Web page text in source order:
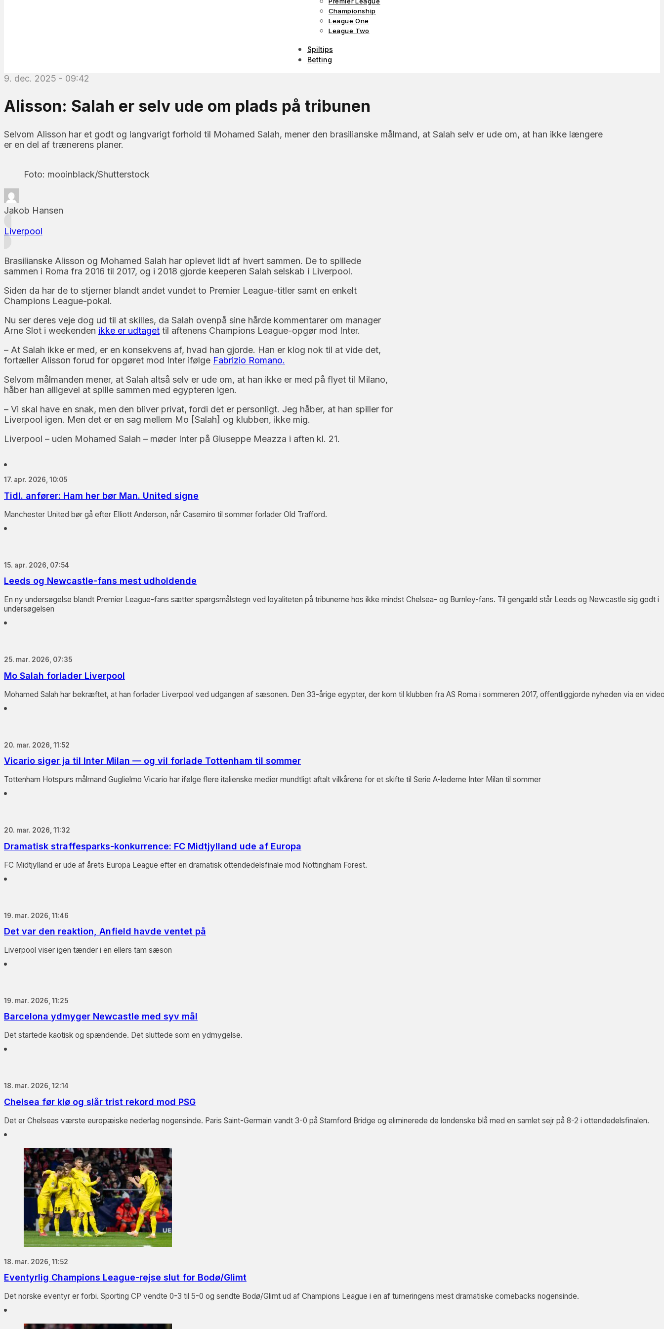
Championship
League One
League Two
Spiltips
Betting
9. dec. 2025 - 09:42
Alisson: Salah er selv ude om plads på tribunen
Selvom Alisson har et godt og langvarigt forhold til Mohamed Salah, mener den brasilianske målmand, at Salah selv er ude om, at han ikke længere
er en del af trænerens planer.
Foto: mooinblack/Shutterstock
Jakob Hansen
Liverpool
Brasilianske Alisson og Mohamed Salah har oplevet lidt af hvert sammen. De to spillede
sammen i Roma fra 2016 til 2017, og i 2018 gjorde keeperen Salah selskab i Liverpool.
Siden da har de to stjerner blandt andet vundet to Premier League-titler samt en enkelt
Champions League-pokal.
Nu ser deres veje dog ud til at skilles, da Salah ovenpå sine hårde kommentarer om manager
Arne Slot i weekenden ikke er udtaget til aftenens Champions League-opgør mod Inter.
– At Salah ikke er med, er en konsekvens af, hvad han gjorde. Han er klog nok til at vide det,
fortæller Alisson forud for opgøret mod Inter ifølge Fabrizio Romano.
Selvom målmanden mener, at Salah altså selv er ude om, at han ikke er med på flyet til Milano,
håber han alligevel at spille sammen med egypteren igen.
– Vi skal have en snak, men den bliver privat, fordi det er personligt. Jeg håber, at han spiller for
Liverpool igen. Men det er en sag mellem Mo [Salah] og klubben, ikke mig.
Liverpool – uden Mohamed Salah – møder Inter på Giuseppe Meazza i aften kl. 21.
17. apr. 2026, 10:05
Tidl. anfører: Ham her bør Man. United signe
Manchester United bør gå efter Elliott Anderson, når Casemiro til sommer forlader Old Trafford.
15. apr. 2026, 07:54
Leeds og Newcastle-fans mest udholdende
En ny undersøgelse blandt Premier League-fans sætter spørgsmålstegn ved loyaliteten på tribunerne hos ikke mindst Chelsea- og Burnley-fans. Til gengæld står Leeds og Newcastle sig godt i
undersøgelsen
25. mar. 2026, 07:35
Mo Salah forlader Liverpool
Mohamed Salah har bekræftet, at han forlader Liverpool ved udgangen af sæsonen. Den 33-årige egypter, der kom til klubben fra AS Roma i sommeren 2017, offentliggjorde nyheden via en
20. mar. 2026, 11:52
Vicario siger ja til Inter Milan — og vil forlade Tottenham til sommer
Tottenham Hotspurs målmand Guglielmo Vicario har ifølge flere italienske medier mundtligt aftalt vilkårene for et skifte til Serie A-lederne Inter Milan til sommer
20. mar. 2026, 11:32
Dramatisk straffesparks-konkurrence: FC Midtjylland ude af Europa
FC Midtjylland er ude af årets Europa League efter en dramatisk ottendedelsfinale mod Nottingham Forest.
19. mar. 2026, 11:46
Det var den reaktion, Anfield havde ventet på
Liverpool viser igen tænder i en ellers tam sæson
19. mar. 2026, 11:25
Barcelona ydmyger Newcastle med syv mål
Det startede kaotisk og spændende. Det sluttede som en ydmygelse.
18. mar. 2026, 12:14
Chelsea før klø og slår trist rekord mod PSG
Det er Chelseas værste europæiske nederlag nogensinde. Paris Saint-Germain vandt 3-0 på Stamford Bridge og eliminerede de londenske blå med en samlet sejr på 8-2 i ottendedelsfinalen.
18. mar. 2026, 11:52
Eventyrlig Champions League-rejse slut for Bodø/Glimt
Det norske eventyr er forbi. Sporting CP vendte 0-3 til 5-0 og sendte Bodø/Glimt ud af Champions League i en af turneringens mest dramatiske comebacks nogensinde.